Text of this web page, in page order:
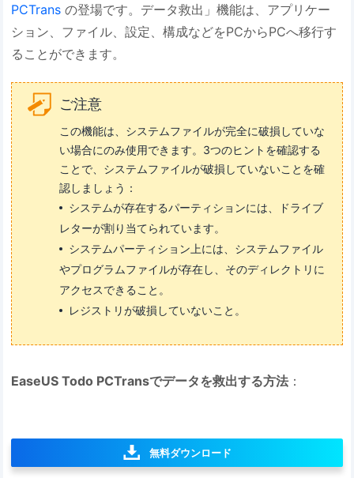
PCTrans の登場です。データ救出」機能は、アプリケー
ション、ファイル、設定、構成などをPCからPCへ移行す
ることができます。
ご注意
この機能は、システムファイルが完全に破損していな
い場合にのみ使用できます。3つのヒントを確認する
ことで、システムファイルが破損していないことを確
認しましょう：
システムが存在するパーティションには、ドライブ
レターが割り当てられています。
システムパーティション上には、システムファイル
やプログラムファイルが存在し、そのディレクトリに
アクセスできること。
レジストリが破損していないこと。
EaseUS Todo PCTransでデータを救出する方法 ：
無料ダウンロード